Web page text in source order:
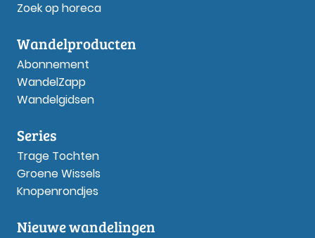
Zoek op horeca
Wandelproducten
Abonnement
WandelZapp
Wandelgidsen
Series
Trage Tochten
Groene Wissels
Knopenrondjes
Nieuwe wandelingen